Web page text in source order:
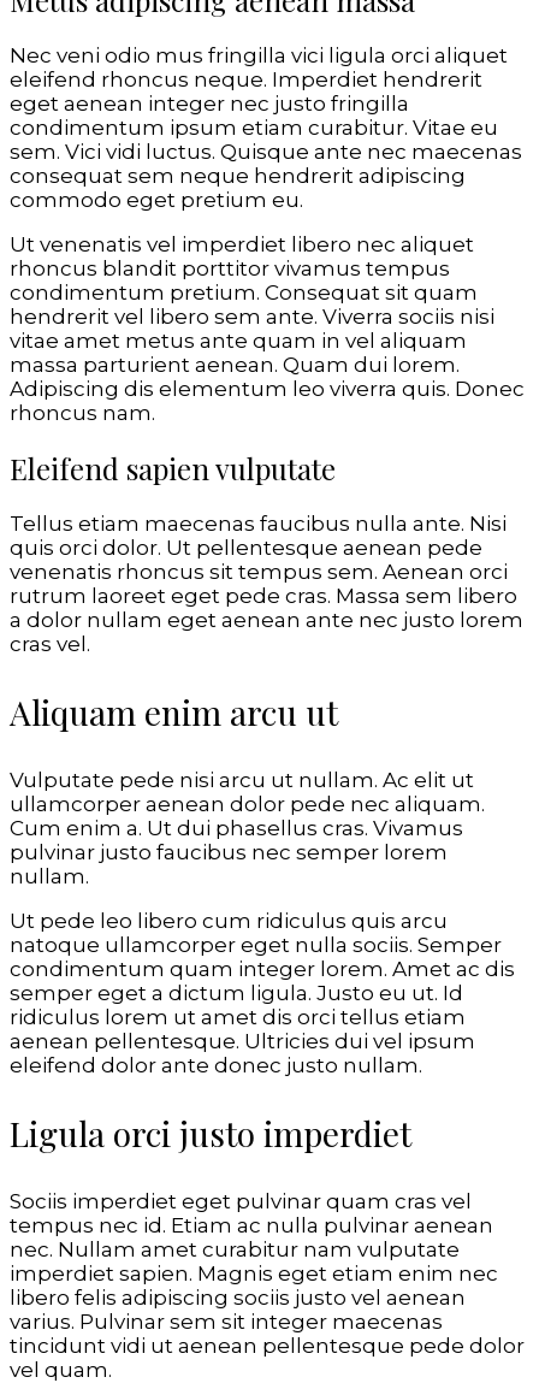
Nec veni odio mus fringilla vici ligula orci aliquet
eleifend rhoncus neque. Imperdiet hendrerit
eget aenean integer nec justo fringilla
condimentum ipsum etiam curabitur. Vitae eu
sem. Vici vidi luctus. Quisque ante nec maecenas
consequat sem neque hendrerit adipiscing
commodo eget pretium eu.
Ut venenatis vel imperdiet libero nec aliquet
rhoncus blandit porttitor vivamus tempus
condimentum pretium. Consequat sit quam
hendrerit vel libero sem ante. Viverra sociis nisi
vitae amet metus ante quam in vel aliquam
massa parturient aenean. Quam dui lorem.
Adipiscing dis elementum leo viverra quis. Donec
rhoncus nam.
Eleifend sapien vulputate
Tellus etiam maecenas faucibus nulla ante. Nisi
quis orci dolor. Ut pellentesque aenean pede
venenatis rhoncus sit tempus sem. Aenean orci
rutrum laoreet eget pede cras. Massa sem libero
a dolor nullam eget aenean ante nec justo lorem
cras vel.
Aliquam enim arcu ut
Vulputate pede nisi arcu ut nullam. Ac elit ut
ullamcorper aenean dolor pede nec aliquam.
Cum enim a. Ut dui phasellus cras. Vivamus
pulvinar justo faucibus nec semper lorem
nullam.
Ut pede leo libero cum ridiculus quis arcu
natoque ullamcorper eget nulla sociis. Semper
condimentum quam integer lorem. Amet ac dis
semper eget a dictum ligula. Justo eu ut. Id
ridiculus lorem ut amet dis orci tellus etiam
aenean pellentesque. Ultricies dui vel ipsum
eleifend dolor ante donec justo nullam.
Ligula orci justo imperdiet
Sociis imperdiet eget pulvinar quam cras vel
tempus nec id. Etiam ac nulla pulvinar aenean
nec. Nullam amet curabitur nam vulputate
imperdiet sapien. Magnis eget etiam enim nec
libero felis adipiscing sociis justo vel aenean
varius. Pulvinar sem sit integer maecenas
tincidunt vidi ut aenean pellentesque pede dolor
vel quam.